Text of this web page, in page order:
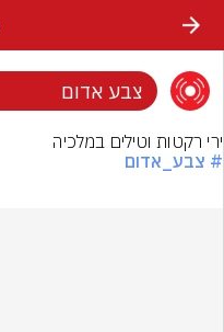
צבע אדום
ירי רקטות וטילים במלכיה
# צבע_אדום